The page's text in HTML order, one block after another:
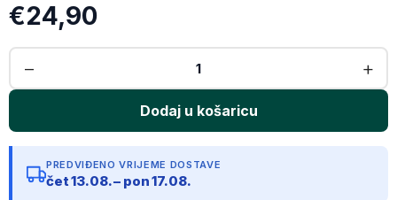
€24,90
PREDVIĐENO VRIJEME DOSTAVE
čet 13.08. – pon 17.08.